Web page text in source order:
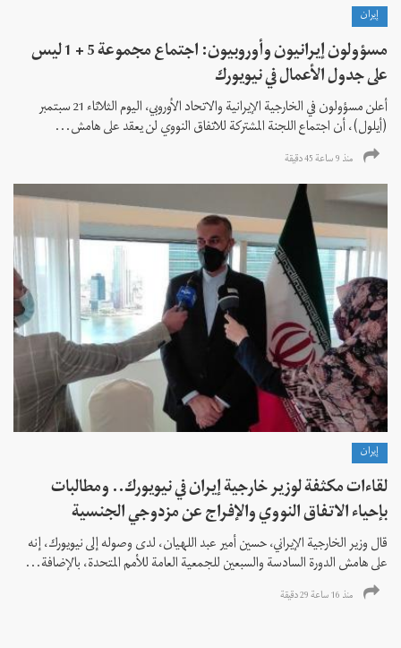
إيران
مسؤولون إيرانيون وأوروبيون: اجتماع مجموعة 5 + 1 ليس
على جدول الأعمال في نيويورك
أعلن مسؤولون في الخارجية الإيرانية والاتحاد الأوروبي، اليوم الثلاثاء 21 سبتمبر
(أيلول)، أن اجتماع اللجنة المشتركة للاتفاق النووي لن يعقد على هامش...
منذ 9 ساعة 45 دقیقة
إيران
لقاءات مكثفة لوزير خارجية إيران في نيويورك.. ومطالبات
بإحياء الاتفاق النووي والإفراج عن مزدوجي الجنسية
قال وزير الخارجية الإيراني، حسين أمير عبد اللهيان، لدى وصوله إلى نيويورك، إنه
على هامش الدورة السادسة والسبعين للجمعية العامة للأمم المتحدة، بالإضافة...
منذ 16 ساعة 29 دقیقة